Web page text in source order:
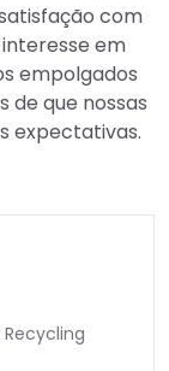
com
em
empolgados
que nossas
expectativas.